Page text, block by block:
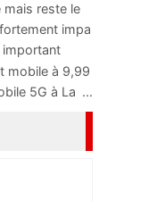
mais reste le
...
impa
important
...
mobile à 9,99
5G à La ...